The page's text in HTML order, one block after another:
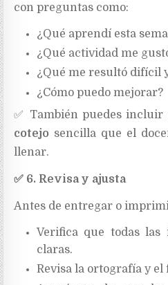
con preguntas como:
¿Qué aprendí esta
¿Qué actividad me
¿Qué me resultó difícil
¿Cómo puedo mejorar?
✅
También puedes incluir
cotejo sencilla que el
llenar.
✅ 6. Revisa y ajusta
Antes de entregar o
Verifica que todas las
claras.
Revisa la ortografía y el